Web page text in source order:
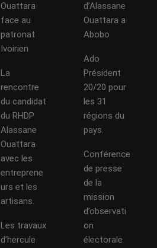
Ouattara
face au
patronat
Ivoirien
La
rencontre
du candidat
du RHDP
Alassane
Ouattara
avec les
entreprene
urs et les
artisans.
Les travaux
d’hercule
d’Alassane
Ouattara a
Abobo
Ado
Président
20/20 pour
les 31
régions du
pays.
Conférence
de presse
de la
mission
d’observati
on
électorale